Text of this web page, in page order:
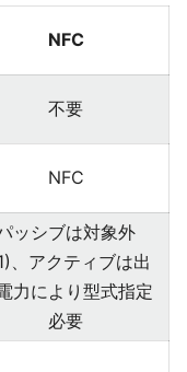
NFC
不要
NFC
ッシブは対象外
、アクティブは出
力により型式指定
必要